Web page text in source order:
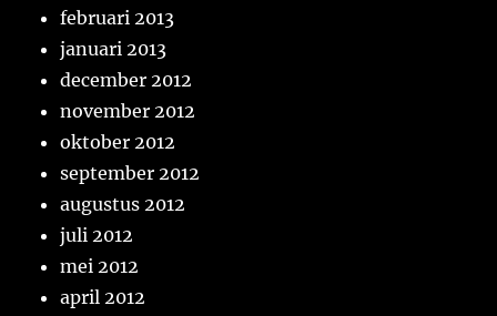
februari 2013
januari 2013
december 2012
november 2012
oktober 2012
september 2012
augustus 2012
juli 2012
mei 2012
april 2012